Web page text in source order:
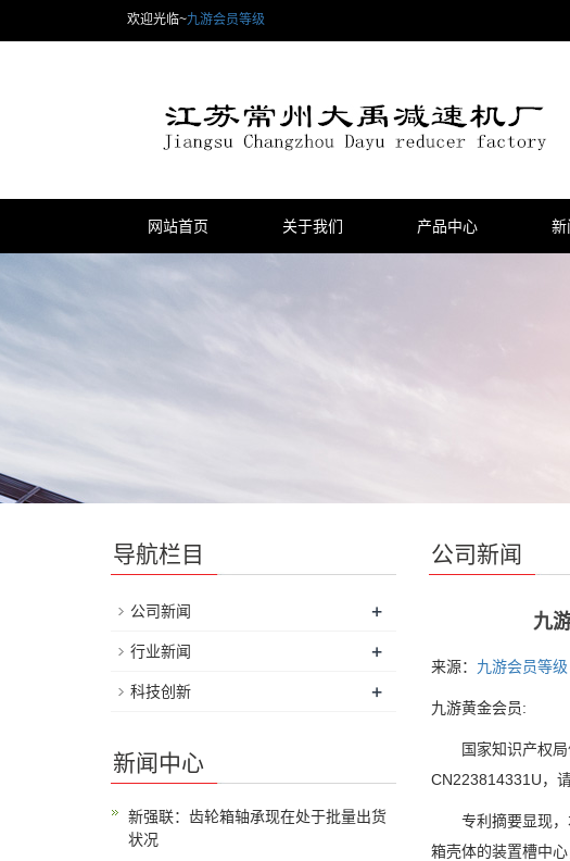
欢迎光临~九游会员等级
网站首页 关于我们 产品中心 新
公司新闻
九
来源： 九游会员等级
九游黄金会员:
国家知识产权局信
CN223814331U，
专利摘要显现，本
箱壳体的装置槽中
导航栏目
公司新闻 +
行业新闻 +
科技创新 +
新闻中心
新强联：齿轮箱轴承现在处于批量出货
状况